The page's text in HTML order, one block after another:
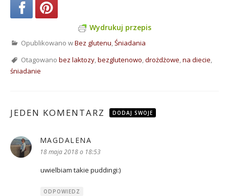
Wydrukuj przepis
Opublikowano wBez glutenu,Śniadania
Otagowano bez laktozy,bezglutenowo,drożdżowe,na diecie,
śniadanie
JEDEN KOMENTARZ DODAJ SWOJE
MAGDALENA
18 maja 2018 o 18:53
uwielbiam takie puddingi:)
ODPOWIEDZ